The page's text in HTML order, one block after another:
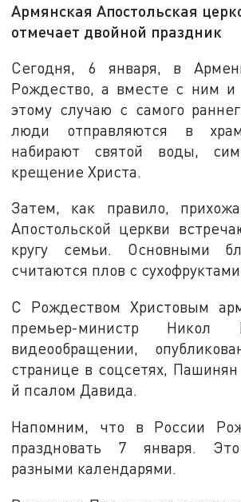
Армянская Апостольская
отмечает двойной праздник
Сегодня, 6 января, в
Рождество, а вместе с ним
этому случаю с самого
люди отправляются в
набирают святой воды,
крещение Христа.
Затем, как правило,
Апостольской церкви
кругу семьи. Основными
считаются плов с
С Рождеством Христовым
премьер-министр
видеообращении,
странице в соцсетях,
й псалом Давида.
Напомним, что в России
праздновать 7 января. Это
разными календарями.